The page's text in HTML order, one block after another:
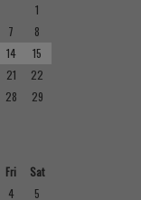
1
7
8
14
15
21
22
28
29
Fri
Sat
4 5